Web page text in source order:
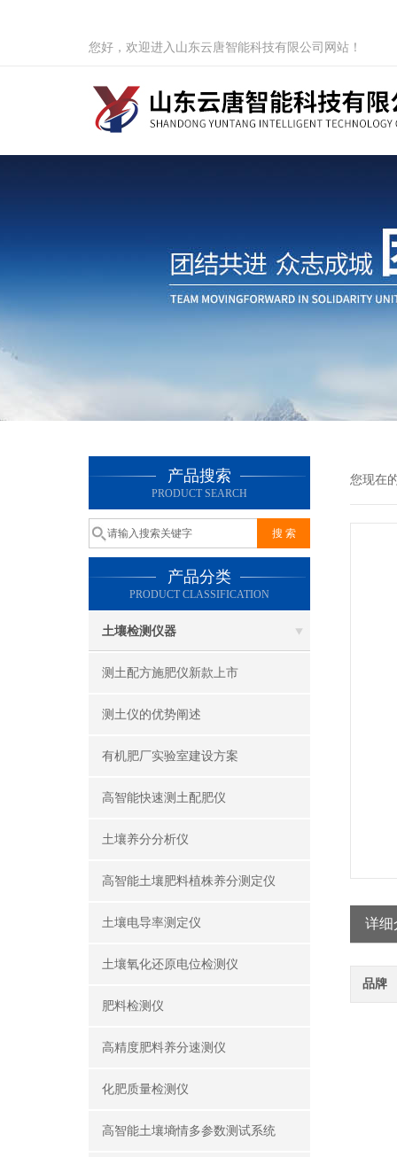
您好，欢迎进入山东云唐智能科技有限公司网站！
产品搜索
PRODUCT SEARCH
产品分类
PRODUCT CLASSIFICATION
土壤检测仪器
测土配方施肥仪新款上市
测土仪的优势阐述
有机肥厂实验室建设方案
高智能快速测土配肥仪
土壤养分分析仪
高智能土壤肥料植株养分测定仪
土壤电导率测定仪
土壤氧化还原电位检测仪
肥料检测仪
高精度肥料养分速测仪
化肥质量检测仪
高智能土壤墒情多参数测试系统
您现在
详细
品牌